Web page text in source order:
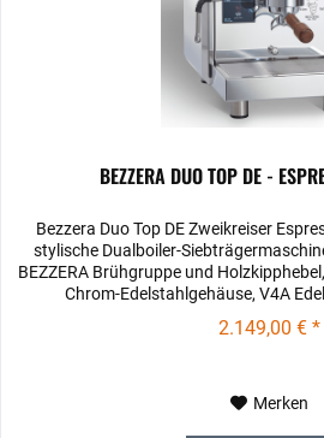
BEZZERA DUO TOP DE -
Bezzera Duo Top DE Zweikreiser
stylische Dualboiler-
BEZZERA Brühgruppe und
Chrom-Edelstahlgehäuse, V4A
2.149,00 € *
Merken